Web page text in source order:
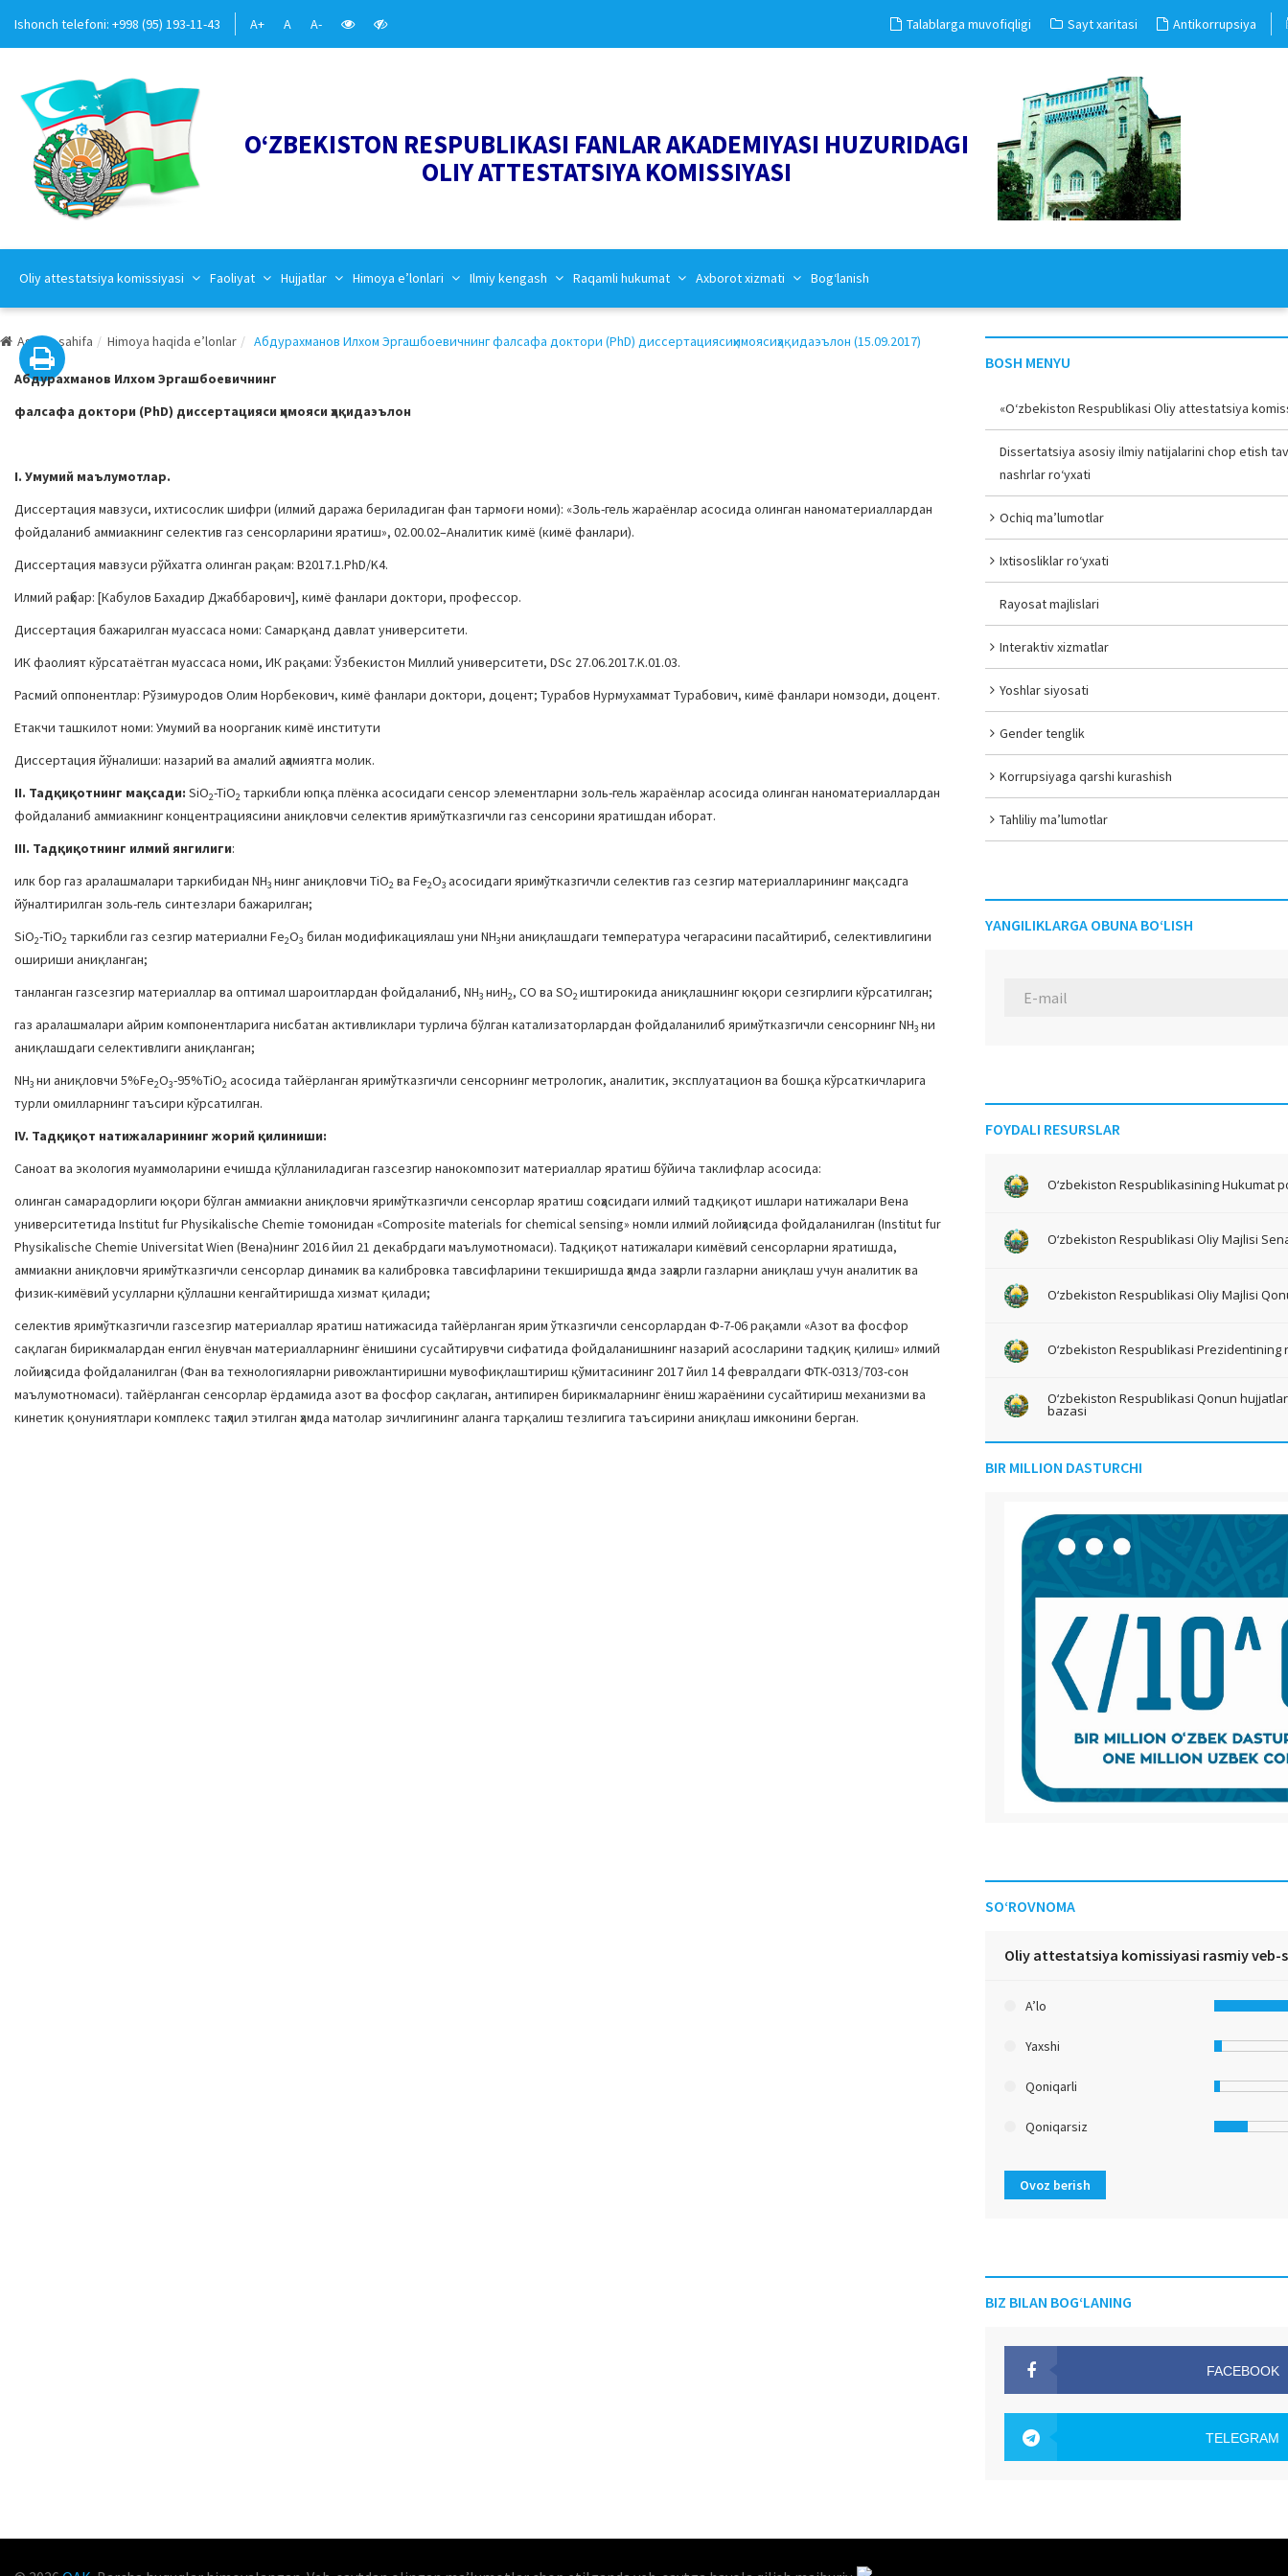
Ishonch telefoni: +998 (95) 193-11-43 A+ A A- Talablarga muvofiqligi Sayt xaritasi Antikorrupsiya
O‘ZBEKISTON RESPUBLIKASI FANLAR AKADEMIYASI HUZURIDAGI
OLIY ATTESTATSIYA KOMISSIYASI
Oliy attestatsiya komissiyasi Faoliyat Hujjatlar Himoya e’lonlari Ilmiy kengash Raqamli hukumat Axborot xizmati Bog‘lanish
Asosiy sahifa Himoya haqida e’lonlar Абдурахманов Илхом Эргашбоевичнинг фалсафа доктори (PhD) диссертациясиҳимоясиҳақидаэълон (15.09.2017)
Абдурахманов Илхом Эргашбоевичнинг
фалсафа доктори (PhD) диссертацияси ҳимояси ҳақидаэълон
I. Умумий маълумотлар.
Диссертация мавзуси, ихтисослик шифри (илмий даража бериладиган фан тармоғи номи): «Золь-гель жараёнлар асосида олинган наноматериаллардан
фойдаланиб аммиакнинг селектив газ сенсорларини яратиш», 02.00.02–Аналитик кимё (кимё фанлари).
Диссертация мавзуси рўйхатга олинган рақам: В2017.1.PhD/K4.
Илмий раҳбар: [Кабулов Бахадир Джаббарович], кимё фанлари доктори, профессор.
Диссертация бажарилган муассаса номи: Самарқанд давлат университети.
ИК фаолият кўрсатаётган муассаса номи, ИК рақами: Ўзбекистон Миллий университети, DSc 27.06.2017.K.01.03.
Расмий оппонентлар: Рўзимуродов Олим Норбекович, кимё фанлари доктори, доцент; Турабов Нурмухаммат Турабович, кимё фанлари номзоди, доцент.
Етакчи ташкилот номи: Умумий ва ноорганик кимё институти
Диссертация йўналиши: назарий ва амалий аҳамиятга молик.
II. Тадқиқотнинг мақсади: SiO2-TiO2 таркибли юпқа плёнка асосидаги сенсор элементларни золь-гель жараёнлар асосида олинган наноматериаллардан
фойдаланиб аммиакнинг концентрациясини аниқловчи селектив яримўтказгичли газ сенсорини яратишдан иборат.
III. Тадқиқотнинг илмий янгилиги:
илк бор газ аралашмалари таркибидан NH3 нинг аниқловчи ТiO2 ва Fe2О3 асосидаги яримўтказгичли селектив газ сезгир материалларининг мақсадга
йўналтирилган золь-гель синтезлари бажарилган;
SiO2-ТiO2 таркибли газ сезгир материални Fe2О3 билан модификациялаш уни NH3ни аниқлашдаги температура чегарасини пасайтириб, селективлигини
ошириши аниқланган;
танланган газсезгир материаллар ва оптимал шароитлардан фойдаланиб, NH3 ниH2, CO ва SO2иштирокида аниқлашнинг юқори сезгирлиги кўрсатилган;
газ аралашмалари айрим компонентларига нисбатан активликлари турлича бўлган катализаторлардан фойдаланилиб яримўтказгичли сенсорнинг NH3 ни
аниқлашдаги селективлиги аниқланган;
NH3 ни аниқловчи 5%Fe2O3-95%TiO2 асосида тайёрланган яримўтказгичли сенсорнинг метрологик, аналитик, эксплуатацион ва бошқа кўрсаткичларига
турли омилларнинг таъсири кўрсатилган.
IV. Тадқиқот натижаларининг жорий қилиниши:
Саноат ва экология муаммоларини ечишда қўлланиладиган газсезгир нанокомпозит материаллар яратиш бўйича таклифлар асосида:
олинган самарадорлиги юқори бўлган аммиакни аниқловчи яримўтказгичли сенсорлар яратиш соҳасидаги илмий тадқиқот ишлари натижалари Вена
университетида Institut fur Physikalische Chemie томонидан «Composite materials for chemical sensing» номли илмий лойиҳасида фойдаланилган (Institut fur
Physikalische Chemie Universitat Wien (Вена)нинг 2016 йил 21 декабрдаги маълумотномаси). Тадқиқот натижалари кимёвий сенсорларни яратишда,
аммиакни аниқловчи яримўтказгичли сенсорлар динамик ва калибровка тавсифларини текширишда ҳамда заҳарли газларни аниқлаш учун аналитик ва
физик-кимёвий усулларни қўллашни кенгайтиришда хизмат қилади;
селектив яримўтказгичли газсезгир материаллар яратиш натижасида тайёрланган ярим ўтказгичли сенсорлардан Ф-7-06 рақамли «Азот ва фосфор
сақлаган бирикмалардан енгил ёнувчан материалларнинг ёнишини сусайтирувчи сифатида фойдаланишнинг назарий асосларини тадқиқ қилиш» илмий
лойиҳасида фойдаланилган (Фан ва технологияларни ривожлантиришни мувофиқлаштириш қўмитасининг 2017 йил 14 февралдаги ФТК-0313/703-сон
маълумотномаси). тайёрланган сенсорлар ёрдамида азот ва фосфор сақлаган, антипирен бирикмаларнинг ёниш жараёнини сусайтириш механизми ва
кинетик қонуниятлари комплекс таҳлил этилган ҳамда матолар зичлигининг аланга тарқалиш тезлигига таъсирини аниқлаш имконини берган.
BOSH MENYU
«O‘zbekiston Respublikasi Oliy attestatsiya
Dissertatsiya asosiy ilmiy natijalarini chop etish
nashrlar ro‘yxati
Ochiq ma’lumotlar
Ixtisosliklar ro‘yxati
Rayosat majlislari
Interaktiv xizmatlar
Yoshlar siyosati
Gender tenglik
Korrupsiyaga qarshi kurashish
Tahliliy ma’lumotlar
YANGILIKLARGA OBUNA BO‘LISH
FOYDALI RESURSLAR
O‘zbekiston Respublikasining Hukumat
O‘zbekiston Respublikasi Oliy Majlisi
O‘zbekiston Respublikasi Oliy Majlisi
O‘zbekiston Respublikasi Prezidentining
O‘zbekiston Respublikasi Qonun
bazasi
BIR MILLION DASTURCHI
SO‘ROVNOMA
Oliy attestatsiya komissiyasi rasmiy
A’lo
Yaxshi
Qoniqarli
Qoniqarsiz
Ovoz berish
BIZ BILAN BOG‘LANING
FACEBOOK
TELEGRAM